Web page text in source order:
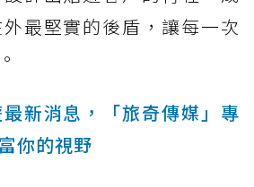
最堅實的後盾，讓每一次
新消息，「旅奇傳媒」專
你的視野